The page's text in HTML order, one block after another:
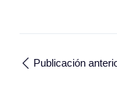
Publicación